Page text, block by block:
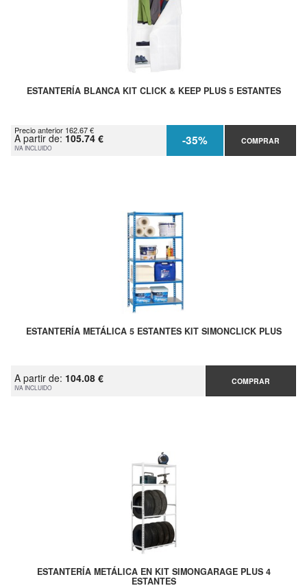
ESTANTERÍA BLANCA KIT CLICK & KEEP PLUS 5 ESTANTES
Precio anterior 162.67 €
A partir de: 105.74 €
IVA INCLUIDO -35% COMPRAR
ESTANTERÍA METÁLICA 5 ESTANTES KIT SIMONCLICK PLUS
A partir de: 104.08 €
IVA INCLUIDO
COMPRAR
ESTANTERÍA METÁLICA EN KIT SIMONGARAGE PLUS 4
ESTANTES